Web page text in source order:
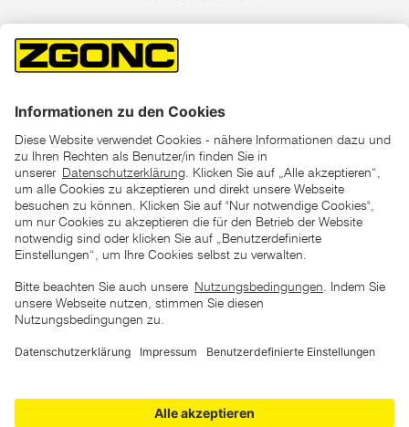
*der "statt"-Preis ist der niedrigste von uns in den letzten 30
Tagen vor Beginn dieser Aktion verlangte Preis
unter den UVP Preisen auf dieser Website sind die
zu verstehen
Copyright © 2026 ZGONC. Alle Rechte vorbehalten.